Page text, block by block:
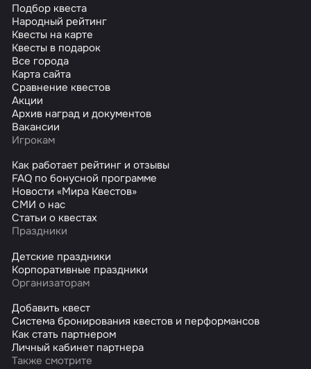
Подбор квеста
Народный рейтинг
Квесты на карте
Квесты в подарок
Все города
Карта сайта
Сравнение квестов
Акции
Архив наград и документов
Вакансии
Игрокам
Как работает рейтинг и отзывы
FAQ по бонусной программе
Новости «Мира Квестов»
СМИ о нас
Статьи о квестах
Праздники
Детские праздники
Корпоративные праздники
Организаторам
Добавить квест
Система бронирования квестов и перформансов
Как стать партнером
Личный кабинет партнера
Также смотрите